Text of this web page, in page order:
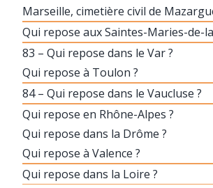
Marseille, cimetière civil de
Qui repose aux Saintes-Maries-de-
83 – Qui repose dans le Var ?
Qui repose à Toulon ?
84 – Qui repose dans le Vaucluse ?
Qui repose en Rhône-Alpes ?
Qui repose dans la Drôme ?
Qui repose à Valence ?
Qui repose dans la Loire ?